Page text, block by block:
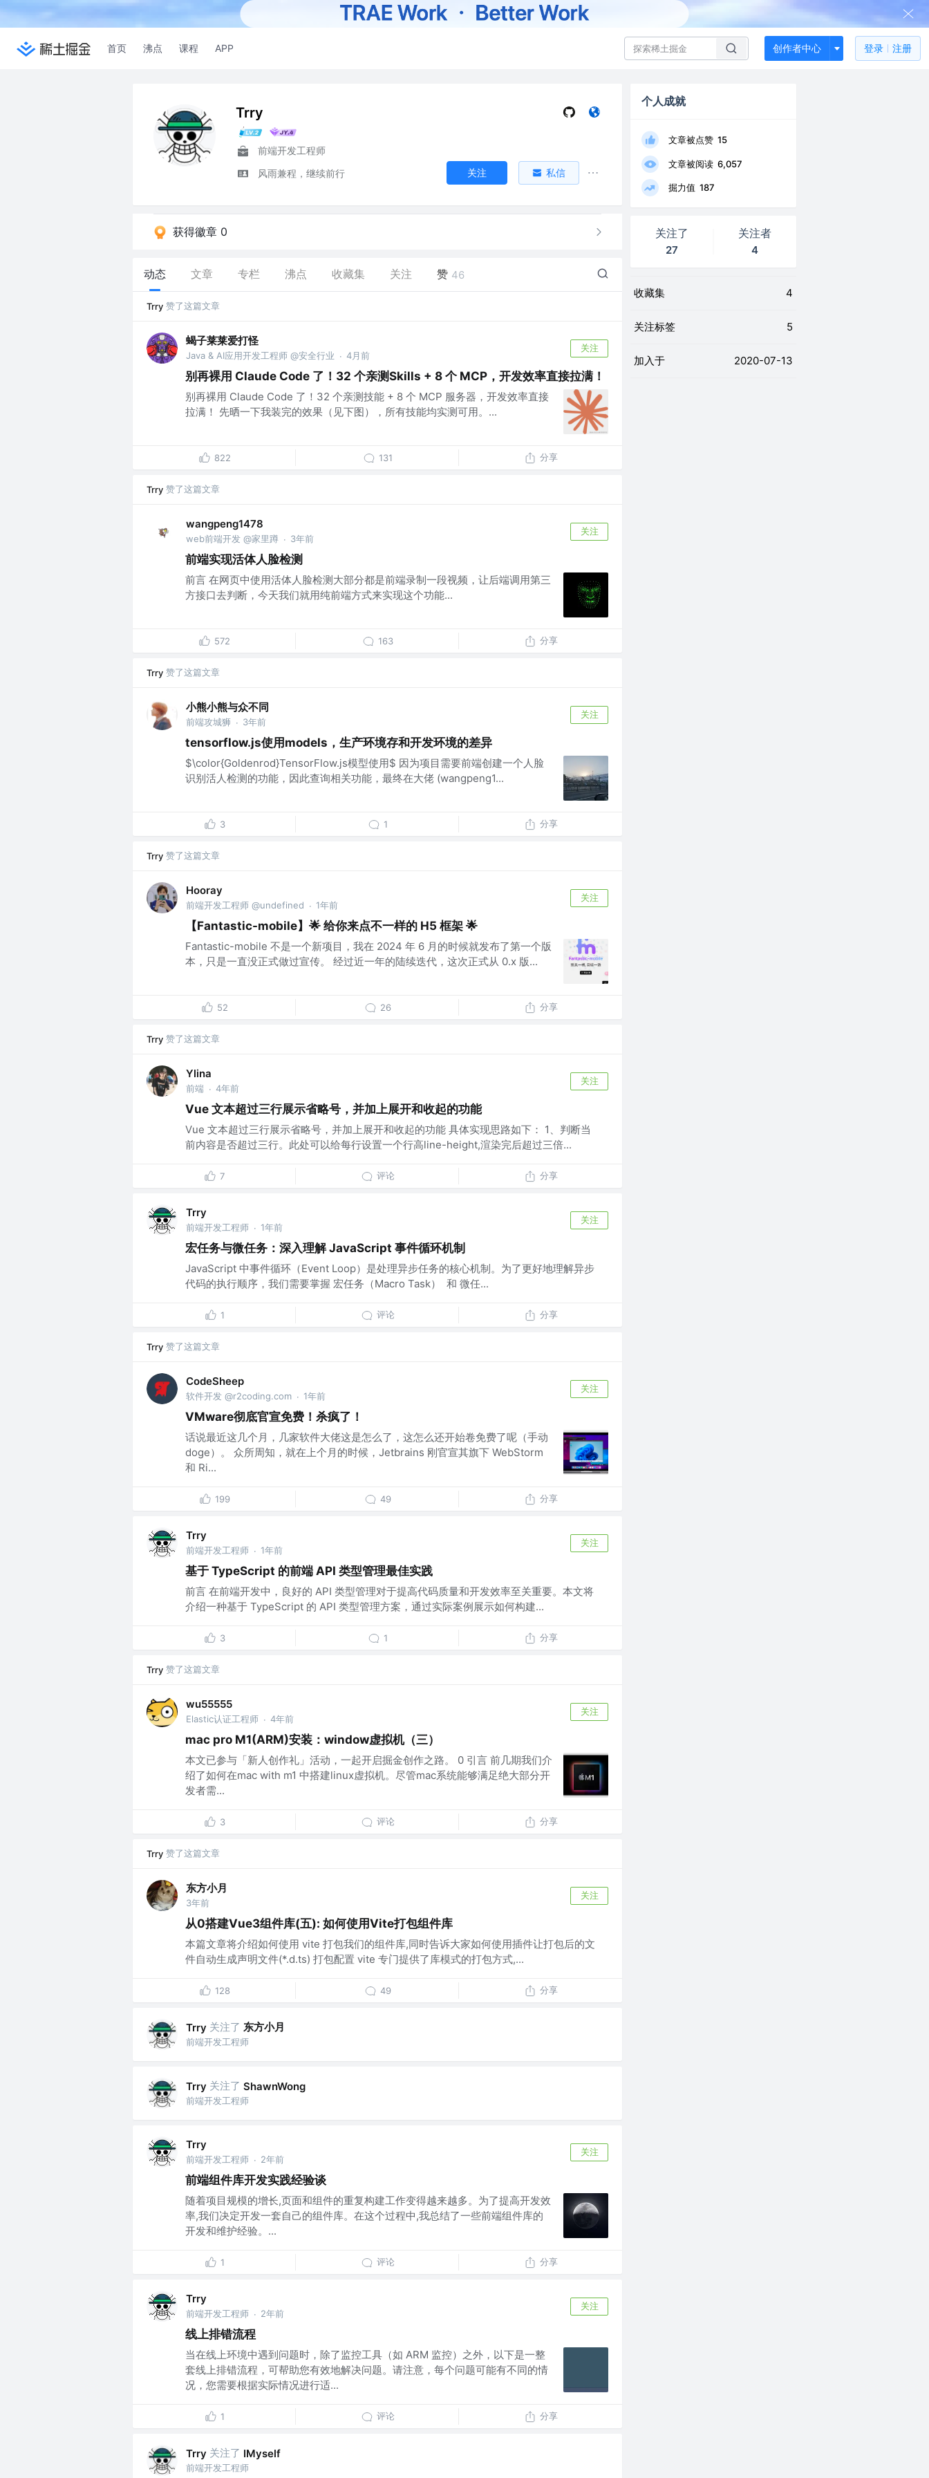
首页 沸点 课程 APP 创作者中心 登录 注册
Trry
前端开发工程师
风雨兼程，继续前行
关注 私信
获得徽章 0
动态 文章 专栏 沸点 收藏集 关注 赞 46
Trry 赞了这篇文章
蝎子莱莱爱打怪
Java & AI应用开发工程师 @安全行业 · 4月前
关注
别再裸用 Claude Code 了！32 个亲测Skills + 8 个 MCP，开发效率直接拉满！
别再裸用 Claude Code 了！32 个亲测技能 + 8 个 MCP 服务器，开发效率直接
拉满！ 先晒一下我装完的效果（见下图），所有技能均实测可用。...
822 131 分享
Trry 赞了这篇文章
wangpeng1478
web前端开发 @家里蹲 · 3年前
关注
前端实现活体人脸检测
前言 在网页中使用活体人脸检测大部分都是前端录制一段视频，让后端调用第三
方接口去判断，今天我们就用纯前端方式来实现这个功能...
572 163 分享
Trry 赞了这篇文章
小熊小熊与众不同
前端攻城狮 · 3年前
关注
tensorflow.js使用models，生产环境存和开发环境的差异
$\color{Goldenrod}TensorFlow.js模型使用$ 因为项目需要前端创建一个人脸
识别活人检测的功能，因此查询相关功能，最终在大佬 (wangpeng1...
3 1 分享
Trry 赞了这篇文章
Hooray
前端开发工程师 @undefined · 1年前
关注
【Fantastic-mobile】🌟 给你来点不一样的 H5 框架 🌟
Fantastic-mobile 不是一个新项目，我在 2024 年 6 月的时候就发布了第一个版
本，只是一直没正式做过宣传。 经过近一年的陆续迭代，这次正式从 0.x 版...
52 26 分享
Trry 赞了这篇文章
Ylina
前端 · 4年前
关注
Vue 文本超过三行展示省略号，并加上展开和收起的功能
Vue 文本超过三行展示省略号，并加上展开和收起的功能 具体实现思路如下： 1、判断当
前内容是否超过三行。此处可以给每行设置一个行高line-height,渲染完后超过三倍...
7 评论 分享
Trry
前端开发工程师 · 1年前
关注
宏任务与微任务：深入理解 JavaScript 事件循环机制
JavaScript 中事件循环（Event Loop）是处理异步任务的核心机制。为了更好地理解异步
代码的执行顺序，我们需要掌握 宏任务（Macro Task） 和 微任...
1 评论 分享
Trry 赞了这篇文章
CodeSheep
软件开发 @r2coding.com · 1年前
关注
VMware彻底官宣免费！杀疯了！
话说最近这几个月，几家软件大佬这是怎么了，这怎么还开始卷免费了呢（手动
doge）。 众所周知，就在上个月的时候，Jetbrains 刚官宣其旗下 WebStorm
和 Ri...
199 49 分享
Trry
前端开发工程师 · 1年前
关注
基于 TypeScript 的前端 API 类型管理最佳实践
前言 在前端开发中，良好的 API 类型管理对于提高代码质量和开发效率至关重要。本文将
介绍一种基于 TypeScript 的 API 类型管理方案，通过实际案例展示如何构建...
3 1 分享
Trry 赞了这篇文章
wu55555
Elastic认证工程师 · 4年前
关注
mac pro M1(ARM)安装：window虚拟机（三）
本文已参与「新人创作礼」活动，一起开启掘金创作之路。 0 引言 前几期我们介
绍了如何在mac with m1 中搭建linux虚拟机。尽管mac系统能够满足绝大部分开
发者需...
3 评论 分享
Trry 赞了这篇文章
东方小月
3年前
关注
从0搭建Vue3组件库(五): 如何使用Vite打包组件库
本篇文章将介绍如何使用 vite 打包我们的组件库,同时告诉大家如何使用插件让打包后的文
件自动生成声明文件(*.d.ts) 打包配置 vite 专门提供了库模式的打包方式,...
128 49 分享
Trry 关注了 东方小月
前端开发工程师
Trry 关注了 ShawnWong
前端开发工程师
Trry
前端开发工程师 · 2年前
关注
前端组件库开发实践经验谈
随着项目规模的增长,页面和组件的重复构建工作变得越来越多。为了提高开发效
率,我们决定开发一套自己的组件库。在这个过程中,我总结了一些前端组件库的
开发和维护经验。...
1 评论 分享
Trry
前端开发工程师 · 2年前
关注
线上排错流程
当在线上环境中遇到问题时，除了监控工具（如 ARM 监控）之外，以下是一整
套线上排错流程，可帮助您有效地解决问题。请注意，每个问题可能有不同的情
况，您需要根据实际情况进行适...
1 评论 分享
Trry 关注了 IMyself
前端开发工程师
个人成就
文章被点赞 15
文章被阅读 6,057
掘力值 187
关注了
27
关注者
4
收藏集 4
关注标签 5
加入于 2020-07-13